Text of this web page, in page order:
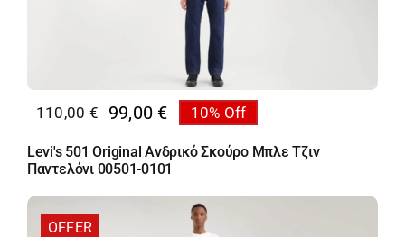
110,00€
Original
price
was:
99,00 €
Η
τρέχουσα
τιμή
99,00 €.
10% Off
Levi's 501 Original Ανδρικό Σκούρο Μπλε Τζιν
Παντελόνι 00501-0101
OFFER